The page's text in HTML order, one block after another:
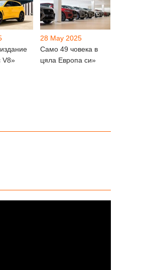
V8»
28 May 2025
Само 49 човека в
цяла Европа си»